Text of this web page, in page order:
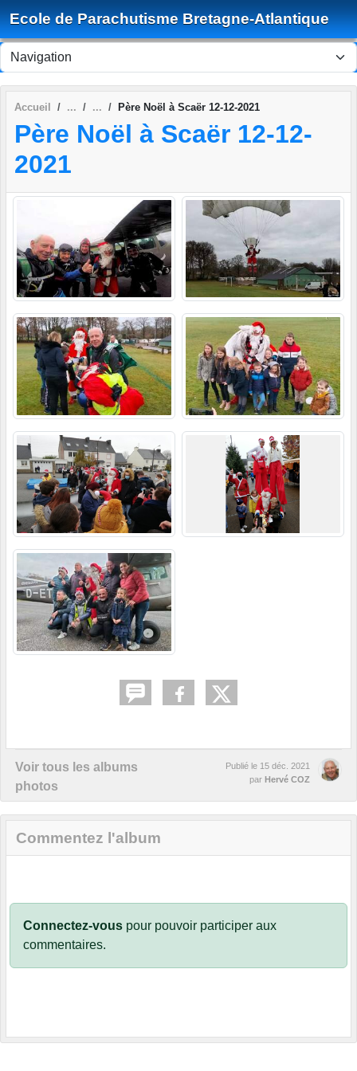
Ecole de Parachutisme Bretagne-Atlantique
Accueil Père Noël à Scaër 12-12-2021
Père Noël à Scaër 12-12-
2021
Voir tous les albums
photos
Publié le 15 déc. 2021
par Hervé COZ
Commentez l'album
Connectez-vous pour pouvoir participer aux
commentaires.